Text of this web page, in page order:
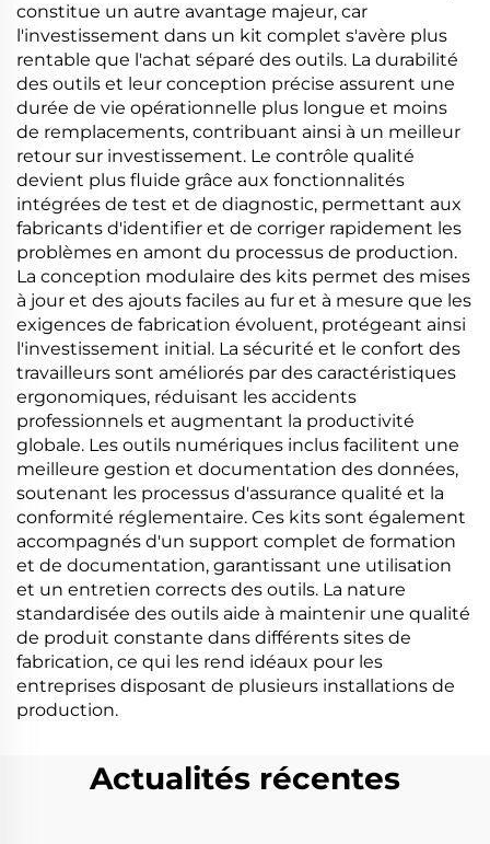
constitue un autre avantage majeur, car
l'investissement dans un kit complet s'avère plus
rentable que l'achat séparé des outils. La durabilité
des outils et leur conception précise assurent une
durée de vie opérationnelle plus longue et moins
de remplacements, contribuant ainsi à un meilleur
retour sur investissement. Le contrôle qualité
devient plus fluide grâce aux fonctionnalités
intégrées de test et de diagnostic, permettant aux
fabricants d'identifier et de corriger rapidement les
problèmes en amont du processus de production.
La conception modulaire des kits permet des mises
à jour et des ajouts faciles au fur et à mesure que les
exigences de fabrication évoluent, protégeant ainsi
l'investissement initial. La sécurité et le confort des
travailleurs sont améliorés par des caractéristiques
ergonomiques, réduisant les accidents
professionnels et augmentant la productivité
globale. Les outils numériques inclus facilitent une
meilleure gestion et documentation des données,
soutenant les processus d'assurance qualité et la
conformité réglementaire. Ces kits sont également
accompagnés d'un support complet de formation
et de documentation, garantissant une utilisation
et un entretien corrects des outils. La nature
standardisée des outils aide à maintenir une qualité
de produit constante dans différents sites de
fabrication, ce qui les rend idéaux pour les
entreprises disposant de plusieurs installations de
production.
Actualités récentes